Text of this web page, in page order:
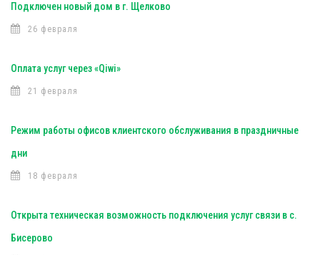
Подключен новый дом в г. Щелково
26 февраля
Оплата услуг через «Qiwi»
21 февраля
Режим работы офисов клиентского обслуживания в праздничные
дни
18 февраля
Открыта техническая возможность подключения услуг связи в с.
Бисерово